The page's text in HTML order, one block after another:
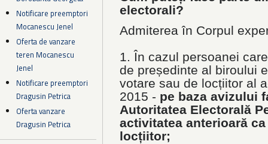
Notificare preemptori
Mocanescu Jenel
Oferta de vanzare
teren Mocanescu
Jenel
Notificare preemptori
Dragusin Petrica
Oferta vanzare
Dragusin Petrica
electorali?
Admiterea în Corpul
1. În cazul persoanei
de președinte al biroului
votare sau de locțiitor al
2015 - pe baza avizului
Autoritatea Electorală
activitatea anterioară
locțiitor;